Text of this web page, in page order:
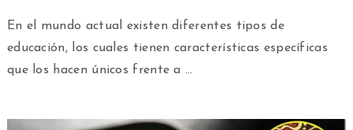
En el mundo actual existen diferentes tipos de
educación, los cuales tienen características específicas
que los hacen únicos frente a …